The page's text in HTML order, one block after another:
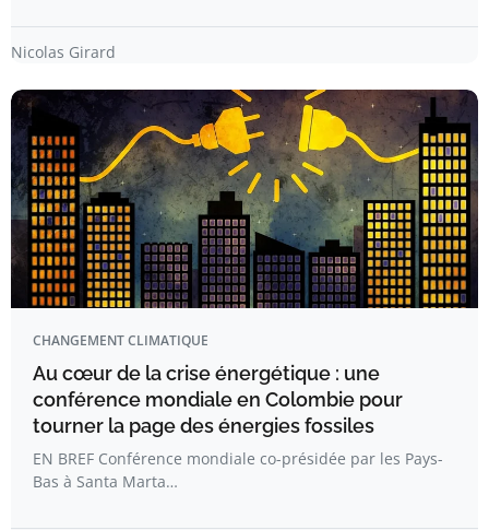
Nicolas Girard
CHANGEMENT CLIMATIQUE
Au cœur de la crise énergétique : une
conférence mondiale en Colombie pour
tourner la page des énergies fossiles
EN BREF Conférence mondiale co-présidée par les Pays-
Bas à Santa Marta…